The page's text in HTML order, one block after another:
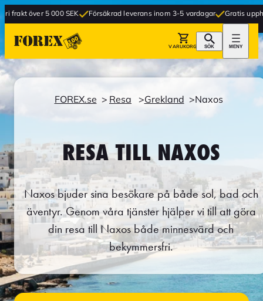
000 SEK Försäkrad leverans inom 3-5 vardagar Gratis upphämtning i
VARUKORG SÖK MENY
FOREX.se Resa Grekland Naxos
RESA TILL NAXOS
Naxos bjuder sina besökare på både sol, bad och
äventyr. Genom våra tjänster hjälper vi till att göra
din resa till Naxos både minnesvärd och
bekymmersfri.